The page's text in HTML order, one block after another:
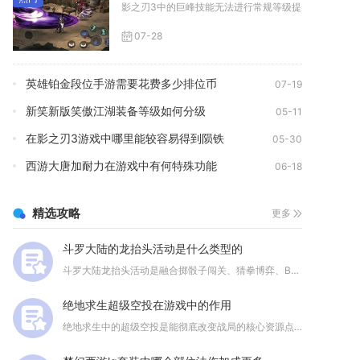
影之刃3中的巨峰技能无法进行常规等级提升，不存在
07-28
英雄铂金段位手游需要花费多少排位币 07-19
新笑新版笑傲江湖装备等级如何分级 05-11
在影之刃3游戏中哪里能较容易得到陨铁 05-30
西游大唐加耐力在游戏中有何特殊功能 06-18
精选攻略 更多
斗罗大陆的龙抬头活动是什么类型的
斗罗大陆龙抬头活动是融合掷骰子闯关、猜拳博弈、BOSS挑战与...
绝地求生超级空投在游戏中的作用
绝地求生中的超级空投是能彻底改变战局的核心资源点，其核心作用...